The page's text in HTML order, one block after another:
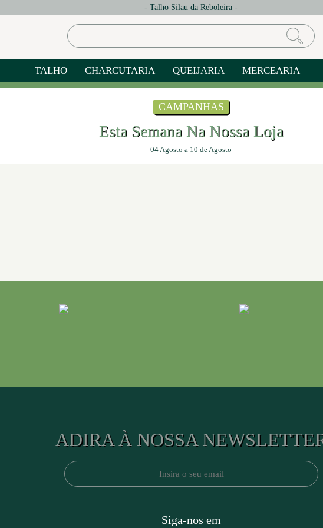
- Talho Silau da Reboleira -
TALHO CHARCUTARIA QUEIJARIA MERCEARIA
CAMPANHAS
Esta Semana Na Nossa Loja
- 04 Agosto a 10 de Agosto -
ADIRA À NOSSA
Siga-nos em